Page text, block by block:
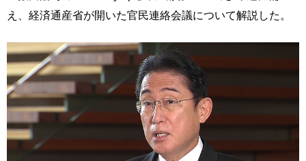
え、経済通産省が開いた官民連絡会議について解説した。